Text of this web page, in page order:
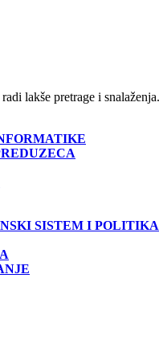
lakše pretrage i snalaženja.
SISTEM I POLITIKA